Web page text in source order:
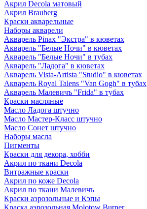
Акрил Decola матовый
Акрил Brauberg
Краски акварельные
Наборы акварели
Акварель Pinax "Экстра" в кюветах
Акварель "Белые Ночи" в кюветах
Акварель "Белые Ночи" в тубах
Акварель "Ладога" в кюветах
Акварель Vista-Artista "Studio" в кюветах
Акварель Royal Talens "Van Gogh" в тубах
Акварель Малевичъ "Frida" в тубах
Краски масляные
Масло Ладога штучно
Масло Мастер-Класс штучно
Масло Сонет штучно
Наборы масла
Пигменты
Краски для декора, хобби
Акрил по ткани Decola
Витражные краски
Акрил по коже Decola
Акрил по ткани Малевичъ
Краски аэрозольные и Кэпы
Краска аэрозольная Molotow Burner